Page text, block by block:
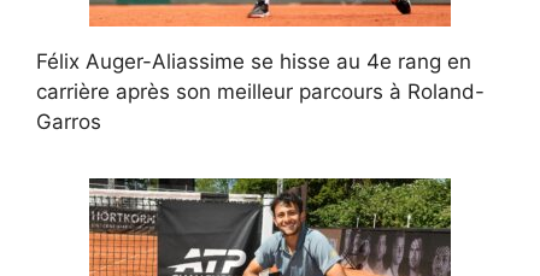
Félix Auger-Aliassime se hisse au 4e rang en
carrière après son meilleur parcours à Roland-
Garros